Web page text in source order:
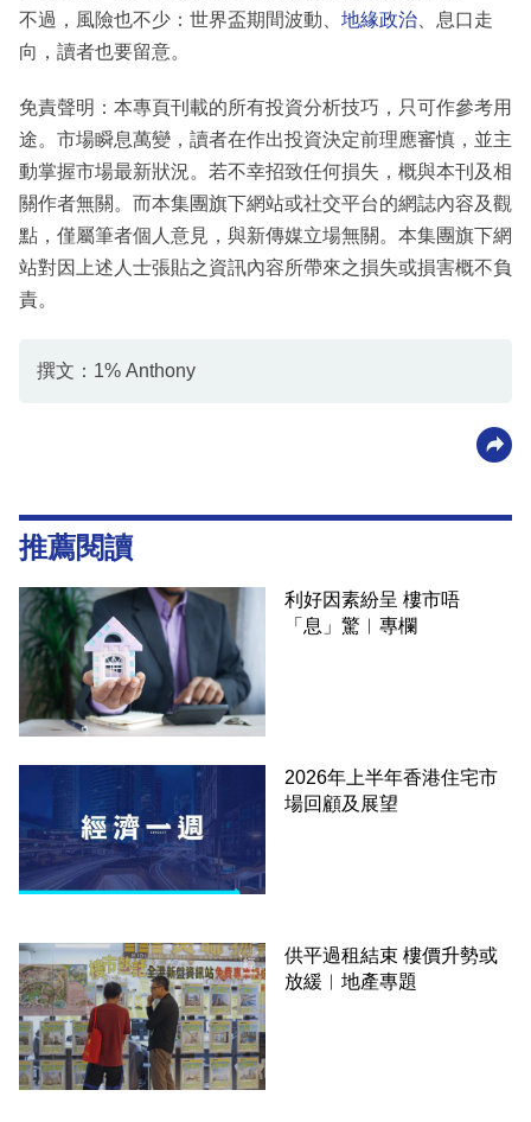
不過，風險也不少：世界盃期間波動、 地緣政治 、息口走
向，讀者也要留意。
免責聲明：本專頁刊載的所有投資分析技巧，只可作參考用
途。市場瞬息萬變，讀者在作出投資決定前理應審慎，並主
動掌握市場最新狀況。若不幸招致任何損失，概與本刊及相
關作者無關。而本集團旗下網站或社交平台的網誌內容及觀
點，僅屬筆者個人意見，與新傳媒立場無關。本集團旗下網
站對因上述人士張貼之資訊內容所帶來之損失或損害概不負
責。
撰文：1% Anthony
推薦閱讀
利好因素紛呈 樓市唔
「息」驚︳專欄
2026年上半年香港住宅市
場回顧及展望
供平過租結束 樓價升勢或
放緩︳地產專題